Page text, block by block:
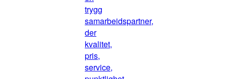
trygg
samarbeidspartner,
der
kvalitet,
pris,
service,